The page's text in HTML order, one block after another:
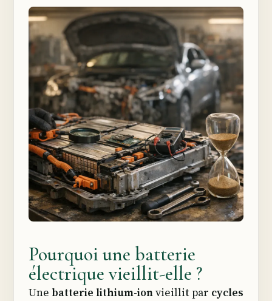
Pourquoi une batterie
électrique vieillit-elle ?
Une batterie lithium-ionvieillit par cycles